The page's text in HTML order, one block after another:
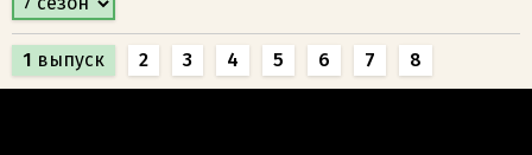
1 выпуск 2 3 4 5 6 7 8